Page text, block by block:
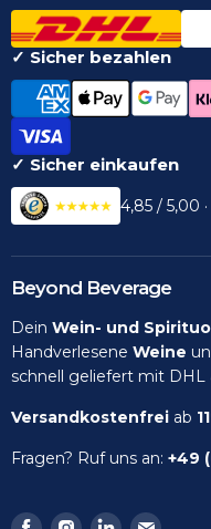
✓ Sicher bezahlen
✓ Sicher einkaufen
4,85 / 5,00
Beyond Beverage
Dein Wein- und
Handverlesene Weine
schnell geliefert mit DHL
Versandkostenfrei ab
Fragen? Ruf uns an: +49
FindenFindenFindenFinden